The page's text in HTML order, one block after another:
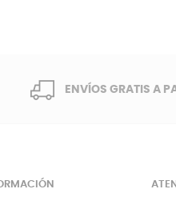
ENVÍOS GRATIS A